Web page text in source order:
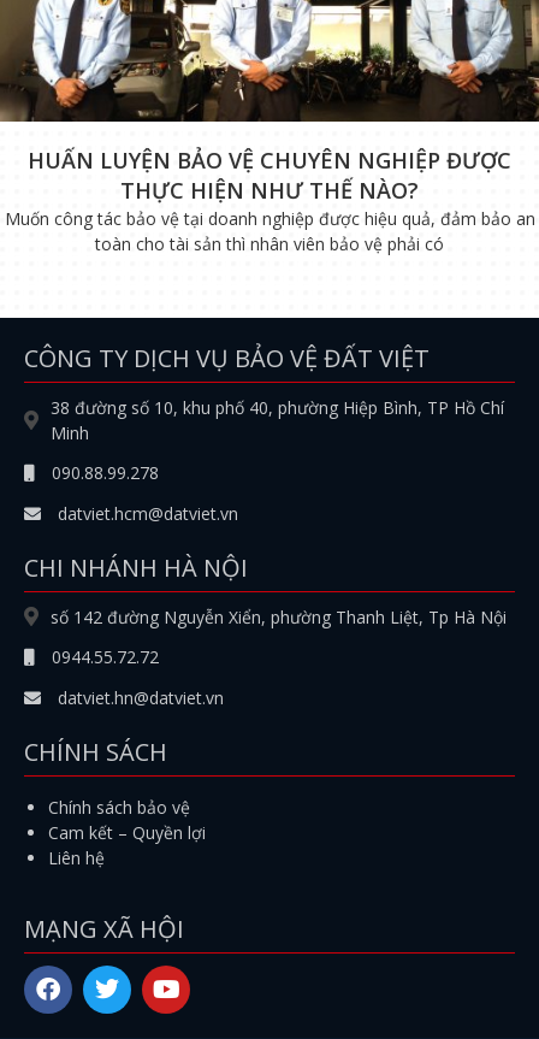
HUẤN LUYỆN BẢO VỆ CHUYÊN NGHIỆP ĐƯỢC
THỰC HIỆN NHƯ THẾ NÀO?
Muốn công tác bảo vệ tại doanh nghiệp được hiệu quả, đảm bảo an
toàn cho tài sản thì nhân viên bảo vệ phải có
CÔNG TY DỊCH VỤ BẢO VỆ ĐẤT VIỆT
38 đường số 10, khu phố 40, phường Hiệp Bình, TP Hồ Chí
Minh
090.88.99.278
datviet.hcm@datviet.vn
CHI NHÁNH HÀ NỘI
số 142 đường Nguyễn Xiển, phường Thanh Liệt, Tp Hà Nội
0944.55.72.72
datviet.hn@datviet.vn
CHÍNH SÁCH
Chính sách bảo vệ
Cam kết – Quyền lợi
Liên hệ
MẠNG XÃ HỘI